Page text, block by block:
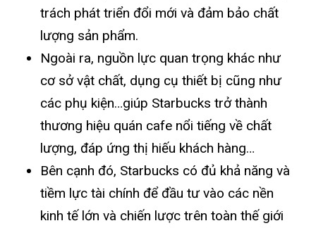
trách phát triển đổi mới và đảm bảo chất
lượng sản phẩm.
Ngoài ra, nguồn lực quan trọng khác như
cơ sở vật chất, dụng cụ thiết bị cũng như
các phụ kiện…giúp Starbucks trở thành
thương hiệu quán cafe nổi tiếng về chất
lượng, đáp ứng thị hiếu khách hàng…
Bên cạnh đó, Starbucks có đủ khả năng và
tiềm lực tài chính để đầu tư vào các nền
kinh tế lớn và chiến lược trên toàn thế giới